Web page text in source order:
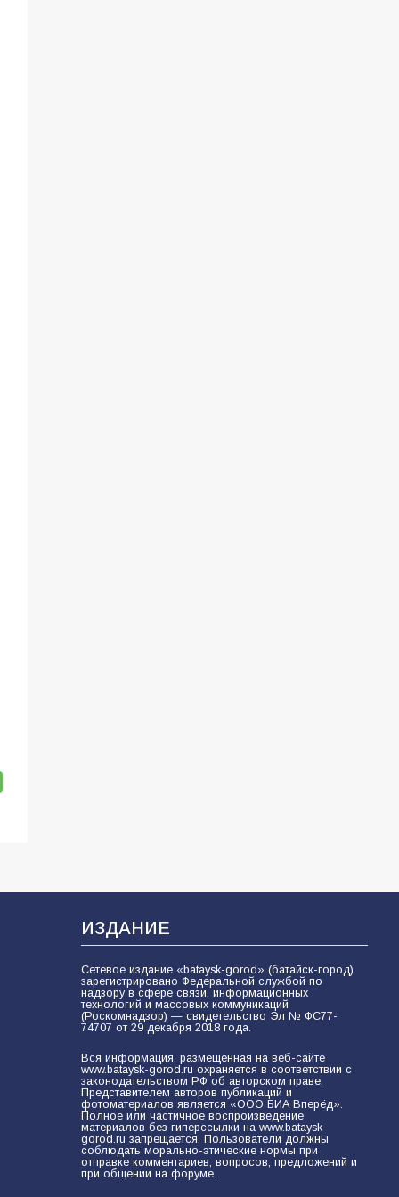
ИЗДАНИЕ
Сетевое издание «bataysk-gorod» (батайск-город)
зарегистрировано Федеральной службой по
надзору в сфере связи, информационных
технологий и массовых коммуникаций
(Роскомнадзор) — свидетельство Эл № ФС77-
74707 от 29 декабря 2018 года.
Вся информация, размещенная на веб-сайте
www.bataysk-gorod.ru охраняется в соответствии с
законодательством РФ об авторском праве.
Представителем авторов публикаций и
фотоматериалов является «ООО БИА Вперёд».
Полное или частичное воспроизведение
материалов без гиперссылки на www.bataysk-
gorod.ru запрещается. Пользователи должны
соблюдать морально-этические нормы при
отправке комментариев, вопросов, предложений и
при общении на форуме.